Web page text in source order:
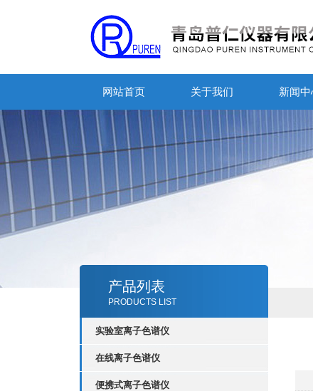
网站首页 关于我们 新闻中
产品列表
PRODUCTS LIST
实验室离子色谱仪
在线离子色谱仪
便携式离子色谱仪